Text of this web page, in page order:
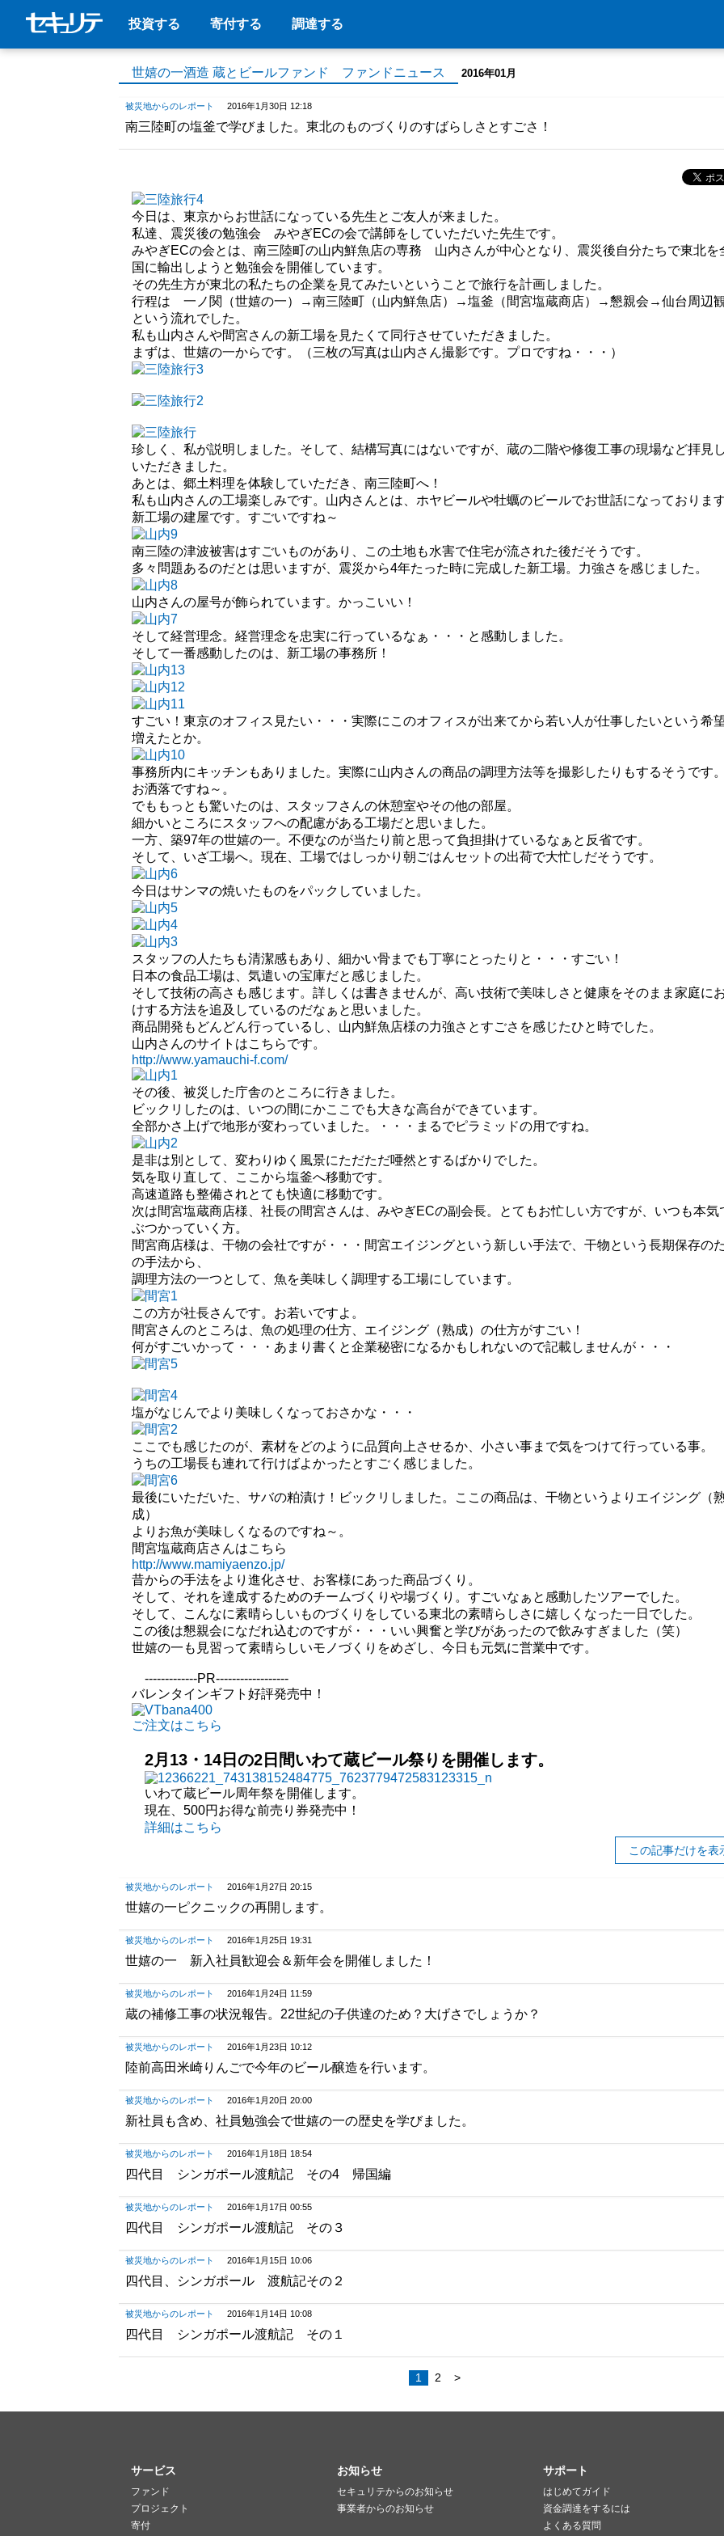
投資する 寄付する 調達する
世嬉の一酒造 蔵とビールファンド ファンドニュース 2016年01月
被災地からのレポート 2016年1月30日 12:18
南三陸町の塩釜で学びました。東北のものづくりのすばらしさとすごさ！
今日は、東京からお世話になっている先生とご友人が来ました。
私達、震災後の勉強会 みやぎECの会で講師をしていただいた先生です。
みやぎECの会とは、南三陸町の山内鮮魚店の専務 山内さんが中心となり、震災後自分たちで東北を
国に輸出しようと勉強会を開催しています。
その先生方が東北の私たちの企業を見てみたいということで旅行を計画しました。
行程は 一ノ関（世嬉の一）→南三陸町（山内鮮魚店）→塩釜（間宮塩蔵商店）→懇親会→仙台周辺
という流れでした。
私も山内さんや間宮さんの新工場を見たくて同行させていただきました。
まずは、世嬉の一からです。（三枚の写真は山内さん撮影です。プロですね・・・）
珍しく、私が説明しました。そして、結構写真にはないですが、蔵の二階や修復工事の現場など拝見
いただきました。
あとは、郷土料理を体験していただき、南三陸町へ！
私も山内さんの工場楽しみです。山内さんとは、ホヤビールや牡蠣のビールでお世話になっておりま
新工場の建屋です。すごいですね～
南三陸の津波被害はすごいものがあり、この土地も水害で住宅が流された後だそうです。
多々問題あるのだとは思いますが、震災から4年たった時に完成した新工場。力強さを感じました。
山内さんの屋号が飾られています。かっこいい！
そして経営理念。経営理念を忠実に行っているなぁ・・・と感動しました。
そして一番感動したのは、新工場の事務所！
すごい！東京のオフィス見たい・・・実際にこのオフィスが出来てから若い人が仕事したいという希
増えたとか。
事務所内にキッチンもありました。実際に山内さんの商品の調理方法等を撮影したりもするそうです
お洒落ですね～。
でももっとも驚いたのは、スタッフさんの休憩室やその他の部屋。
細かいところにスタッフへの配慮がある工場だと思いました。
一方、築97年の世嬉の一。不便なのが当たり前と思って負担掛けているなぁと反省です。
そして、いざ工場へ。現在、工場ではしっかり朝ごはんセットの出荷で大忙しだそうです。
今日はサンマの焼いたものをパックしていました。
スタッフの人たちも清潔感もあり、細かい骨までも丁寧にとったりと・・・すごい！
日本の食品工場は、気遣いの宝庫だと感じました。
そして技術の高さも感じます。詳しくは書きませんが、高い技術で美味しさと健康をそのまま家庭に
けする方法を追及しているのだなぁと思いました。
商品開発もどんどん行っているし、山内鮮魚店様の力強さとすごさを感じたひと時でした。
山内さんのサイトはこちらです。
http://www.yamauchi-f.com/
その後、被災した庁舎のところに行きました。
ビックリしたのは、いつの間にかここでも大きな高台ができています。
全部かさ上げで地形が変わっていました。・・・まるでピラミッドの用ですね。
是非は別として、変わりゆく風景にただただ唖然とするばかりでした。
気を取り直して、ここから塩釜へ移動です。
高速道路も整備されとても快適に移動です。
次は間宮塩蔵商店様、社長の間宮さんは、みやぎECの副会長。とてもお忙しい方ですが、いつも本気
ぶつかっていく方。
間宮商店様は、干物の会社ですが・・・間宮エイジングという新しい手法で、干物という長期保存の
の手法から、
調理方法の一つとして、魚を美味しく調理する工場にしています。
この方が社長さんです。お若いですよ。
間宮さんのところは、魚の処理の仕方、エイジング（熟成）の仕方がすごい！
何がすごいかって・・・あまり書くと企業秘密になるかもしれないので記載しませんが・・・
塩がなじんでより美味しくなっておさかな・・・
ここでも感じたのが、素材をどのように品質向上させるか、小さい事まで気をつけて行っている事。
うちの工場長も連れて行けばよかったとすごく感じました。
最後にいただいた、サバの粕漬け！ビックリしました。ここの商品は、干物というよりエイジング（
成）
よりお魚が美味しくなるのですね～。
間宮塩蔵商店さんはこちら
http://www.mamiyaenzo.jp/
昔からの手法をより進化させ、お客様にあった商品づくり。
そして、それを達成するためのチームづくりや場づくり。すごいなぁと感動したツアーでした。
そして、こんなに素晴らしいものづくりをしている東北の素晴らしさに嬉しくなった一日でした。
この後は懇親会になだれ込むのですが・・・いい興奮と学びがあったので飲みすぎました（笑）
世嬉の一も見習って素晴らしいモノづくりをめざし、今日も元気に営業中です。
-------------PR------------------
バレンタインギフト好評発売中！
ご注文はこちら
2月13・14日の2日間いわて蔵ビール祭りを開催します。
いわて蔵ビール周年祭を開催します。
現在、500円お得な前売り券発売中！
詳細はこちら
この記事だけを表
被災地からのレポート 2016年1月27日 20:15
世嬉の一ピクニックの再開します。
被災地からのレポート 2016年1月25日 19:31
世嬉の一 新入社員歓迎会＆新年会を開催しました！
被災地からのレポート 2016年1月24日 11:59
蔵の補修工事の状況報告。22世紀の子供達のため？大げさでしょうか？
被災地からのレポート 2016年1月23日 10:12
陸前高田米崎りんごで今年のビール醸造を行います。
被災地からのレポート 2016年1月20日 20:00
新社員も含め、社員勉強会で世嬉の一の歴史を学びました。
被災地からのレポート 2016年1月18日 18:54
四代目 シンガポール渡航記 その4 帰国編
被災地からのレポート 2016年1月17日 00:55
四代目 シンガポール渡航記 その３
被災地からのレポート 2016年1月15日 10:06
四代目、シンガポール 渡航記その２
被災地からのレポート 2016年1月14日 10:08
四代目 シンガポール渡航記 その１
1 2 >
サービス
ファンド
プロジェクト
寄付
お知らせ
セキュリテからのお知らせ
事業者からのお知らせ
サポート
はじめてガイド
資金調達をするには
よくある質問